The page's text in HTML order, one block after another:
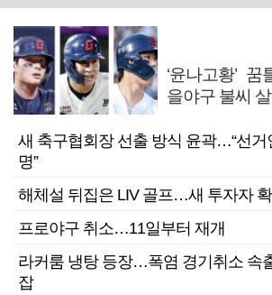
‘윤나고황’
을야구 불씨
새 축구협회장 선출 방식 윤곽…“선
명”
해체설 뒤집은 LIV 골프…새 투자자 확
프로야구 취소…11일부터 재개
라커룸 냉탕 등장…폭염 경기취소 속
잡